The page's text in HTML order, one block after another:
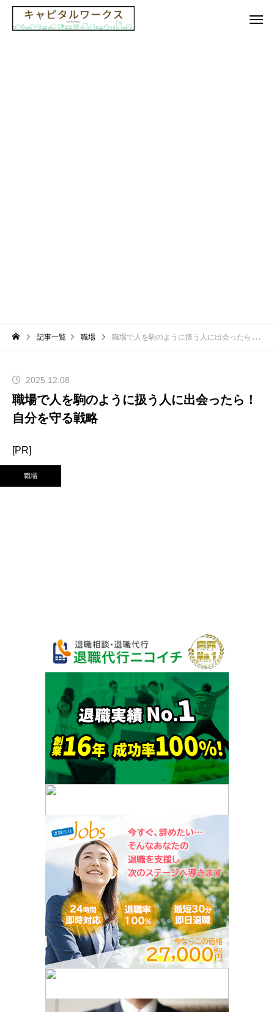
記事一覧 職場 職場で人を駒のように扱う人に出会ったら！自分を守る戦略
2025.12.08
職場で人を駒のように扱う人に出会ったら！
自分を守る戦略
[PR]
職場